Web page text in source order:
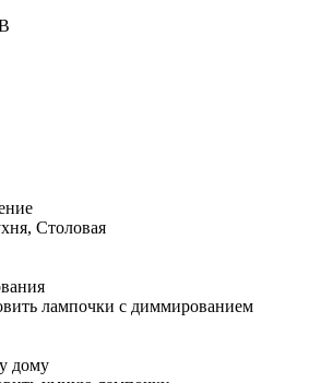
Столовая
лампочки с диммированием
дому